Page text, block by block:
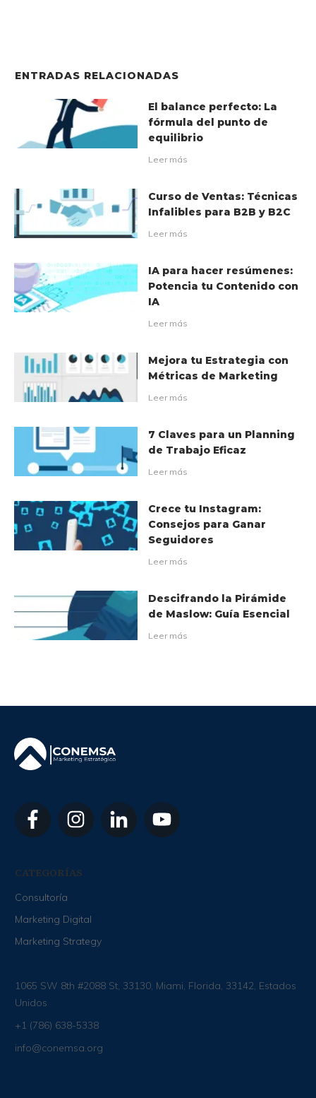
ENTRADAS RELACIONADAS
El balance perfecto: La
fórmula del punto de
equilibrio
Leer más
Curso de Ventas: Técnicas
Infalibles para B2B y B2C
Leer más
IA para hacer resúmenes:
Potencia tu Contenido con
IA
Leer más
Mejora tu Estrategia con
Métricas de Marketing
Leer más
7 Claves para un Planning
de Trabajo Eficaz
Leer más
Crece tu Instagram:
Consejos para Ganar
Seguidores
Leer más
Descifrando la Pirámide
de Maslow: Guía Esencial
Leer más
CATEGORÍAS
Consultoría
Marketing Digital
Marketing Strategy
1065 SW 8th #2088 St, 33130, Miami, Florida, 33142, Estados
Unidos
+1 (786) 638-5338
info@conemsa.org